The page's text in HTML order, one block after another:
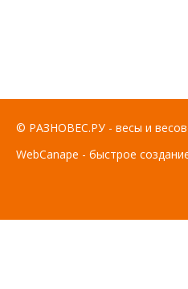
© РАЗНОВЕС.РУ - весы и
WebCanape - быстрое